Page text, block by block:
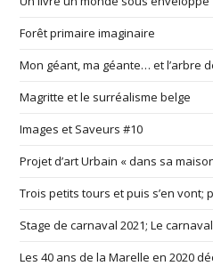
Forêt primaire imaginaire
Mon géant, ma géante… et l’arbre
Magritte et le surréalisme belge
Images et Saveurs #10
Projet d’art Urbain « dans sa
Trois petits tours et puis s’en vont;
Stage de carnaval 2021; Le
Les 40 ans de la Marelle en 2020